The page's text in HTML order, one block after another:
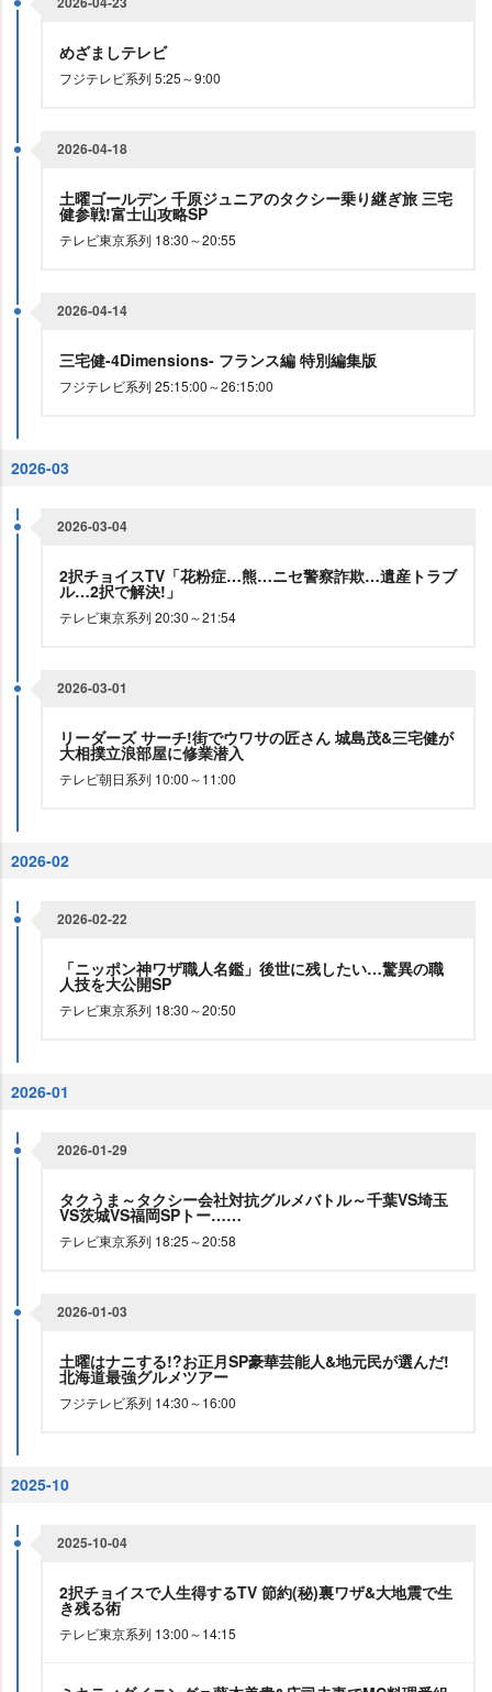
めざましテレビ
フジテレビ系列 5:25～9:00
2026-04-18
土曜ゴールデン 千原ジュニアのタクシー乗り継ぎ旅 三宅
健参戦!富士山攻略SP
テレビ東京系列 18:30～20:55
2026-04-14
三宅健-4Dimensions- フランス編 特別編集版
フジテレビ系列 25:15:00～26:15:00
2026-03
2026-03-04
2択チョイスTV「花粉症…熊…ニセ警察詐欺…遺産トラブ
ル…2択で解決!」
テレビ東京系列 20:30～21:54
2026-03-01
リーダーズ サーチ!街でウワサの匠さん 城島茂&三宅健が
大相撲立浪部屋に修業潜入
テレビ朝日系列 10:00～11:00
2026-02
2026-02-22
「ニッポン神ワザ職人名鑑」後世に残したい…驚異の職
人技を大公開SP
テレビ東京系列 18:30～20:50
2026-01
2026-01-29
タクうま～タクシー会社対抗グルメバトル～千葉VS埼玉
VS茨城VS福岡SPトー……
テレビ東京系列 18:25～20:58
2026-01-03
土曜はナニする!?お正月SP豪華芸能人&地元民が選んだ!
北海道最強グルメツアー
フジテレビ系列 14:30～16:00
2025-10
2025-10-04
2択チョイスで人生得するTV 節約(秘)裏ワザ&大地震で生
き残る術
テレビ東京系列 13:00～14:15